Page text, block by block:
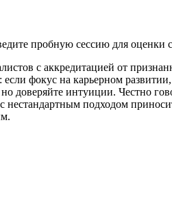
пробную сессию для оценки
с аккредитацией от
фокус на карьерном
интуиции. Честно
подходом